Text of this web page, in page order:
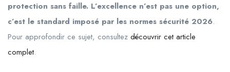
protection sans faille. L’excellence n’est pas une option,
c’est le standard imposé par les normes sécurité 2026.
Pour approfondir ce sujet, consultez découvrir cet article
complet.